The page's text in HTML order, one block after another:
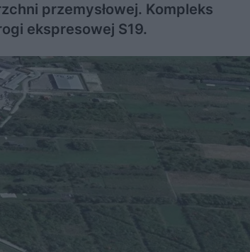
przemysłowej. Kompleks
ekspresowej S19.